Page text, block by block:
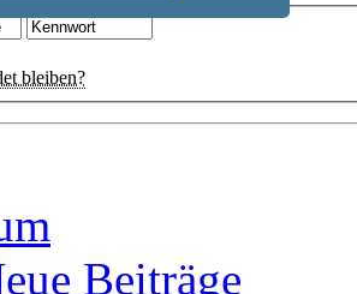
bleiben?
Beiträge